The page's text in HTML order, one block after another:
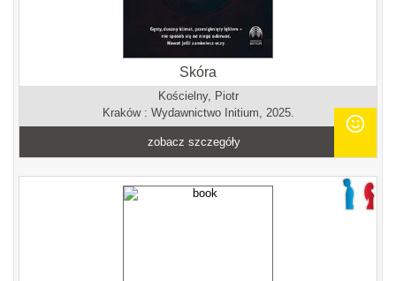
Skóra
Kościelny, Piotr
Kraków : Wydawnictwo Initium, 2025.
zobacz szczegóły